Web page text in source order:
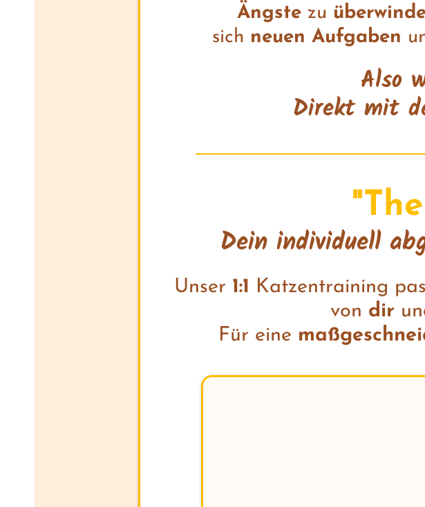
Ängste zu
sich neuen Aufgaben
Also
Direkt mit
Dein individuell
Unser 1:1 Katzentraining
von dir
Für eine